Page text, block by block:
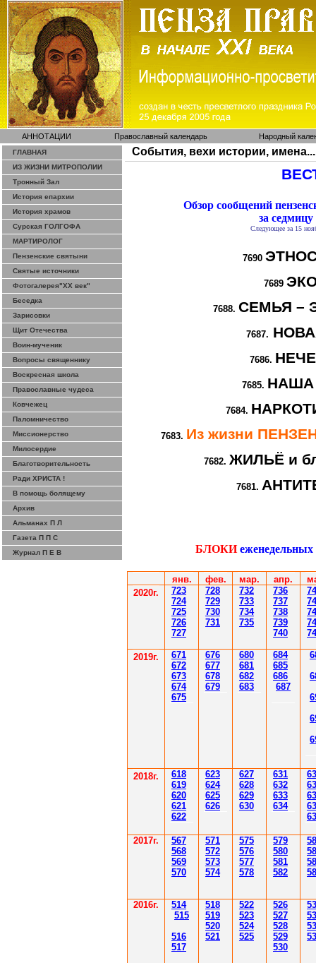
АННОТАЦИИ Православный календарь Народный
ГЛАВНАЯ
ИЗ ЖИЗНИ МИТРОПОЛИИ
Тронный Зал
История епархии
История храмов
Сурская ГОЛГОФА
МАРТИРОЛОГ
Пензенские святыни
Святые источники
Фотогалерея"ХХ век"
Беседка
Зарисовки
Щит Отечества
Воин-мученик
Вопросы священнику
Воскресная школа
Православные чудеса
Ковчежец
Паломничество
Миссионерство
Милосердие
Благотворительность
Ради ХРИСТА !
В помощь болящему
Архив
Альманах П Л
Газета П П С
Журнал П Е В
События, вехи истории, имена...
Обзор сообщений
за седмицу
Следующее за 15
7690
7689
7688. СЕМЬЯ –
7687.
7686.
7685. НАША
7684.
7683. Из жизни
7682. ЖИЛЬЁ и
7681.
БЛОКИ
янв. фев. мар. апр.
2020г.
723
724
725
726
727
728
729
730
731
732
733
734
735
736
737
738
739
740
7
7
7
7
7
2019г.
671
672
673
674
675
676
677
678
679
680
681
682
683
684
685
686
687
6
6
2018г. 618
619
620
621
622
623
624
625
626
627
628
629
630
631
632
633
634
63
2017г.
567
568
569
570
571
572
573
574
575
576
577
578
579
580
581
582
2016г.
514
515
516
517
518
519
520
521
522
523
524
525
526
527
528
529
530